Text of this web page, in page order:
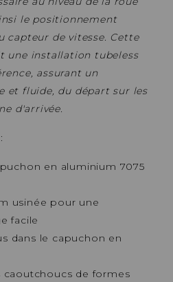
le positionnement
capteur de vitesse. Cette
une installation tubeless
assurant un
et fluide, du départ sur les
d'arrivée.
:
en aluminium 7075
usinée pour une
facile
dans le capuchon en
caoutchoucs de formes